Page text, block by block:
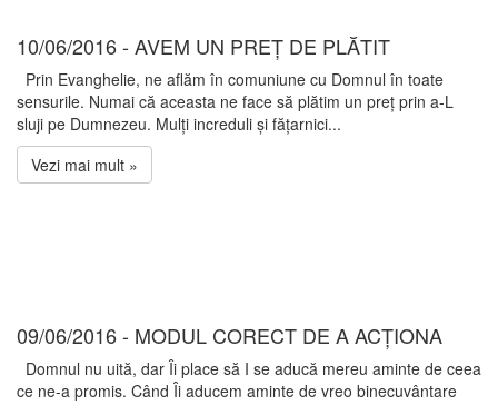
10/06/2016 - AVEM UN PREȚ DE PLĂTIT
Prin Evanghelie, ne aflăm în comuniune cu Domnul în toate
sensurile. Numai că aceasta ne face să plătim un preț prin a-L
sluji pe Dumnezeu. Mulți increduli și fățarnici...
Vezi mai mult »
09/06/2016 - MODUL CORECT DE A ACȚIONA
Domnul nu uită, dar Îi place să I se aducă mereu aminte de ceea
ce ne-a promis. Când Îi aducem aminte de vreo binecuvântare